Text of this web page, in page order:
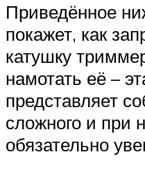
Приведённое
покажет, как
катушку
намотать её –
представляет
сложного и при
обязательно